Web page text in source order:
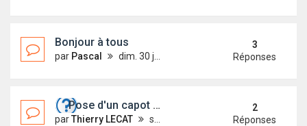
Bonjour à tous
par Pascal dim. 30 janv. 2022 10:40
3
Réponses
Pose d'un capot avant en plexiglass.
parThierry LECAT sam. 30 oct. 2021 17:17
2
Réponses